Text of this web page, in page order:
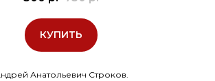
КУПИТЬ
Анатольевич Строков.